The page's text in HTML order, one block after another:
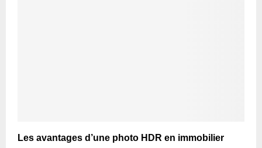
Les avantages d’une photo HDR en immobilier